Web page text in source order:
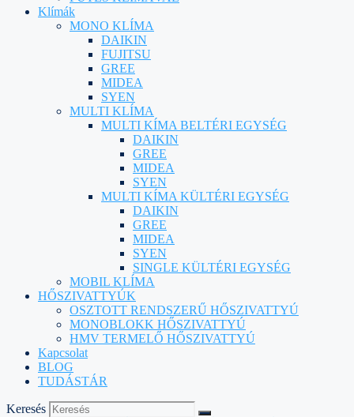
Klímák
MONO KLÍMA
DAIKIN
FUJITSU
GREE
MIDEA
SYEN
MULTI KLÍMA
MULTI KÍMA BELTÉRI EGYSÉG
DAIKIN
GREE
MIDEA
SYEN
MULTI KÍMA KÜLTÉRI EGYSÉG
DAIKIN
GREE
MIDEA
SYEN
SINGLE KÜLTÉRI EGYSÉG
MOBIL KLÍMA
HŐSZIVATTYÚK
OSZTOTT RENDSZERŰ HŐSZIVATTYÚ
MONOBLOKK HŐSZIVATTYÚ
HMV TERMELŐ HŐSZIVATTYÚ
Kapcsolat
BLOG
TUDÁSTÁR
Keresés